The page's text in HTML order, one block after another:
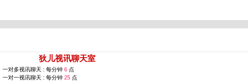
狄儿视讯聊天室
一对多视讯聊天 : 每分钟 6 点
一对一视讯聊天 : 每分钟 25 点